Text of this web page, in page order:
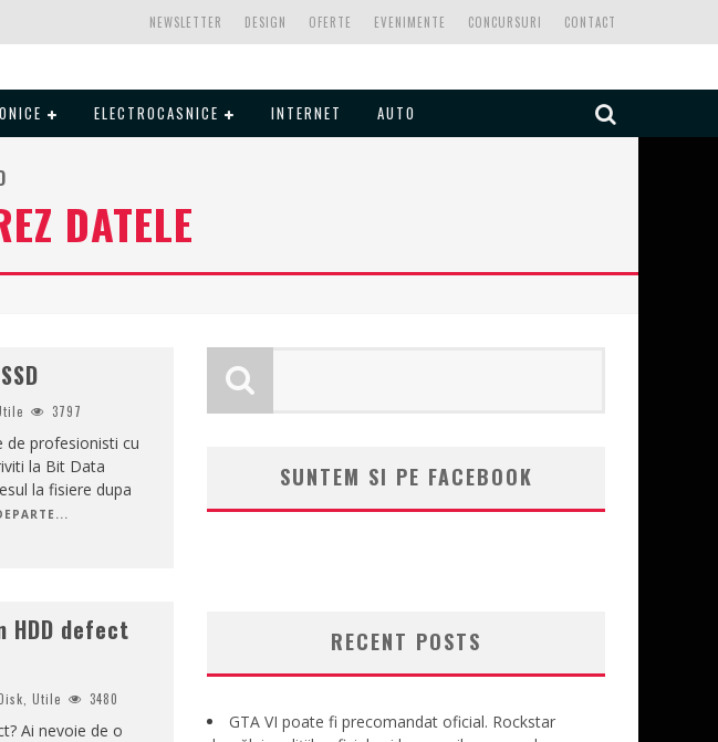
CONTACT
CONCURSURI
EVENIMENTE
OFERTE
DESIGN
NEWSLETTER
ELECTROCASNICE INTERNET AUTO
DATELE
3797
de profesionisti cu
la Bit Data
la fisiere dupa
HDD defect
Utile 3480
Ai nevoie de o
SUNTEM SI PE FACEBOOK
RECENT POSTS
GTA VI poate fi precomandat oficial. Rockstar